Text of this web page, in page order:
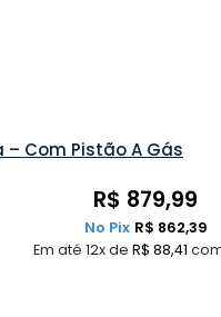
Com Pistão A Gás
R$ 879,99
Em até 12x de R$ 88,41
No Pix R$ 862,39